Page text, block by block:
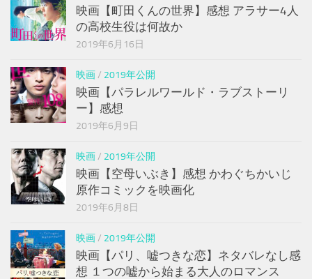
映画【町田くんの世界】感想 アラサー4人
の高校生役は何故か
2019年6月16日
映画/ 2019年公開
映画【パラレルワールド・ラブストーリ
ー】感想
2019年6月9日
映画/ 2019年公開
映画【空母いぶき】感想 かわぐちかいじ
原作コミックを映画化
2019年6月8日
映画/ 2019年公開
映画【パリ、嘘つきな恋】ネタバレなし感
想 １つの嘘から始まる大人のロマンス